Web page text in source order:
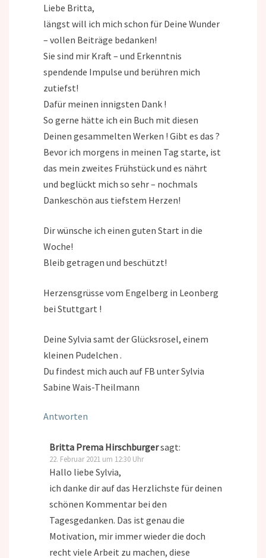
Liebe Britta,
längst will ich mich schon für Deine Wunder
– vollen Beiträge bedanken!
Sie sind mir Kraft – und Erkenntnis
spendende Impulse und berühren mich
zutiefst!
Dafür meinen innigsten Dank !
So gerne hätte ich ein Buch mit diesen
Deinen gesammelten Werken ! Gibt es das ?
Bevor ich morgens in meinen Tag starte, ist
das mein zweites Frühstück und es nährt
und beglückt mich so sehr – nochmals
Dankeschön aus tiefstem Herzen!
Dir wünsche ich einen guten Start in die
Woche!
Bleib getragen und beschützt!
Herzensgrüsse vom Engelberg in Leonberg
bei Stuttgart !
Deine Sylvia samt der Glücksrosel, einem
kleinen Pudelchen .
Du findest mich auch auf FB unter Sylvia
Sabine Wais-Theilmann
Antworten
Britta Prema Hirschburgersagt:
22. Februar 2021 um 12:30 Uhr
Hallo liebe Sylvia,
ich danke dir auf das Herzlichste für deinen
schönen Kommentar bei den
Tagesgedanken. Das ist genau die
Motivation, mir immer wieder die doch
recht viele Arbeit zu machen, diese